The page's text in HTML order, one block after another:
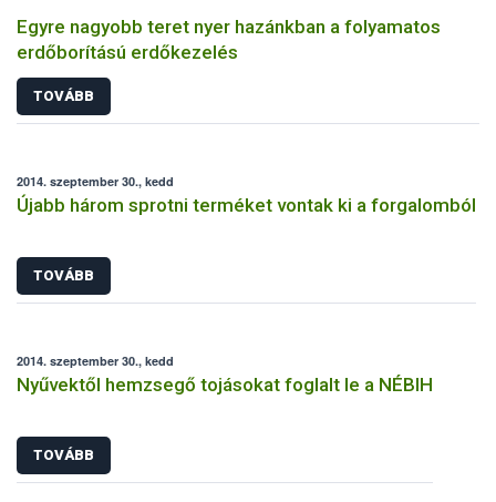
Egyre nagyobb teret nyer hazánkban a folyamatos
erdőborítású erdőkezelés
TOVÁBB
2014. szeptember 30., kedd
Újabb három sprotni terméket vontak ki a forgalomból
TOVÁBB
2014. szeptember 30., kedd
Nyűvektől hemzsegő tojásokat foglalt le a NÉBIH
TOVÁBB